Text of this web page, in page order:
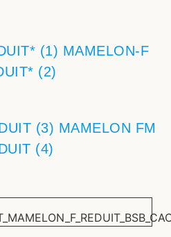
(1) MAMELON-F
(2)
(3) MAMELON FM
(4)